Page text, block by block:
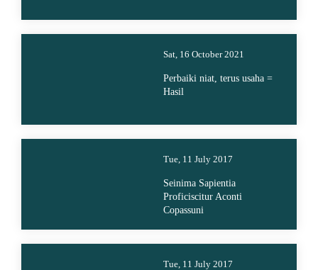
Sat, 16 October 2021
Perbaiki niat, terus usaha =
Hasil
Tue, 11 July 2017
Seinima Sapientia
Proficiscitur Aconti
Copassuni
Tue, 11 July 2017